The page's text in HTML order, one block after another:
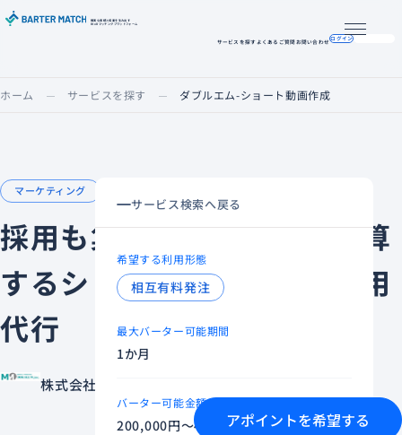
メニュ
確実な実績と成果を生み出す
BtoBマッチングプラットフォーム
サービスを探す よくあるご質問お問い合わせログイン
ホーム サービスを探す ダブルエム-ショート動画作成
マーケティング
採用も集客も。成果から逆算
するショート動画作成＆運用
代行
株式会社ダブルエム
アポイントを希望する
サービス検索へ戻る
希望する利用形態
相互有料発注
最大バーター可能期間
1か月
バーター可能金額
200,000円～400,000円